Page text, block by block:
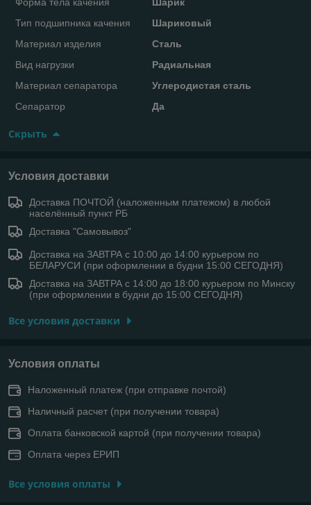
Тип подшипника качения
Шариковый
Материал изделия
Сталь
Вид нагрузки
Радиальная
Материал сепаратора
Углеродистая сталь
Сепаратор
Да
Скрыть
Условия доставки
Доставка ПОЧТОЙ (наложенным платежом) в любой
населённый пункт РБ
Доставка "Самовывоз"
Доставка на ЗАВТРА с 10:00 до 14:00 курьером по
БЕЛАРУСИ (при оформлении в будни 15:00 СЕГОДНЯ)
Доставка на ЗАВТРА с 14:00 до 18:00 курьером по Минску
(при оформлении в будни до 15:00 СЕГОДНЯ)
Все условия доставки
Условия оплаты
Наложенный платеж (при отправке почтой)
Наличный расчет (при получении товара)
Оплата банковской картой (при получении товара)
Оплата через ЕРИП
Все условия оплаты